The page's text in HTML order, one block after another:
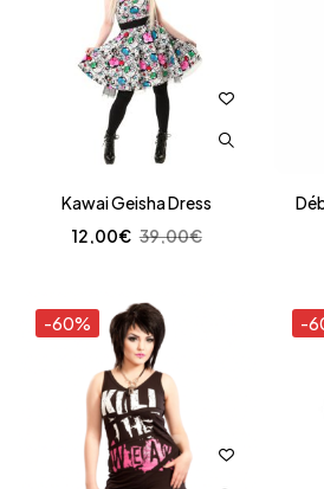
Kawai Geisha Dress
39,00€
12,00€
-60% -